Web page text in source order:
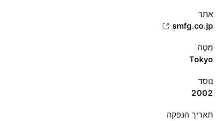
אתר‏
smfg.co.jp
מַטֶה
Tokyo
נוסד
2002
תאריך הנפקה